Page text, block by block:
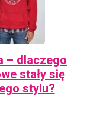
– dlaczego
stały się
stylu?